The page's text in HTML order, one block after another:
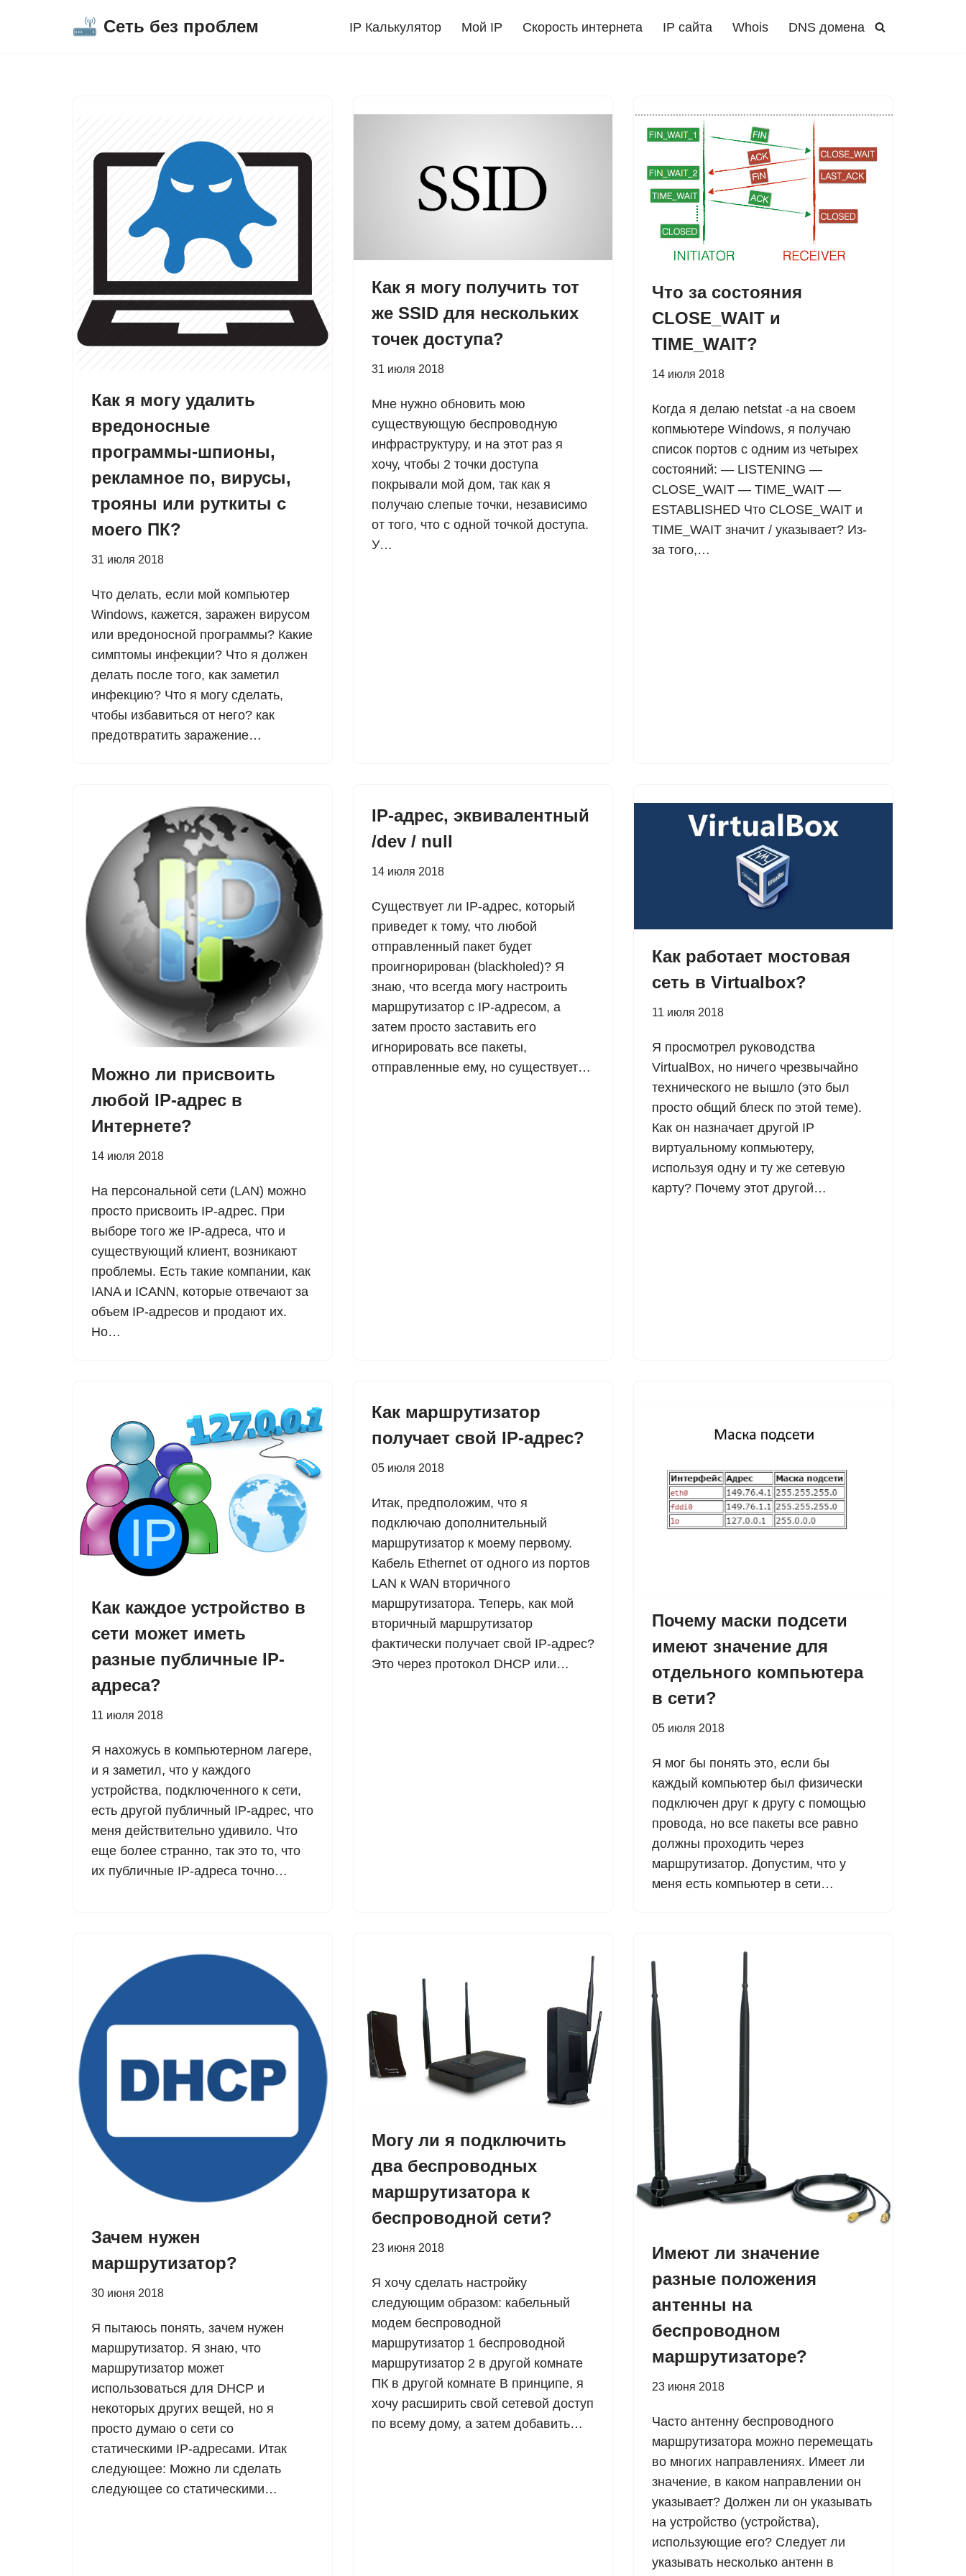
Сеть без проблем IP Калькулятор Мой IP Скорость интернета IP сайта Whois DNS домена
Как я могу удалить
вредоносные
программы-шпионы,
рекламное по, вирусы,
трояны или руткиты с
моего ПК?
31 июля 2018
Что делать, если мой компьютер
Windows, кажется, заражен вирусом
или вредоносной программы? Какие
симптомы инфекции? Что я должен
делать после того, как заметил
инфекцию? Что я могу сделать,
чтобы избавиться от него? как
предотвратить заражение…
Как я могу получить тот
же SSID для нескольких
точек доступа?
31 июля 2018
Мне нужно обновить мою
существующую беспроводную
инфраструктуру, и на этот раз я
хочу, чтобы 2 точки доступа
покрывали мой дом, так как я
получаю слепые точки, независимо
от того, что с одной точкой доступа.
У…
Что за состояния
CLOSE_WAIT и
TIME_WAIT?
14 июля 2018
Когда я делаю netstat -a на своем
копмьютере Windows, я получаю
список портов с одним из четырех
состояний: — LISTENING —
CLOSE_WAIT — TIME_WAIT —
ESTABLISHED Что CLOSE_WAIT и
TIME_WAIT значит / указывает? Из-
за того,…
Можно ли присвоить
любой IP-адрес в
Интернете?
14 июля 2018
На персональной сети (LAN) можно
просто присвоить IP-адрес. При
выборе того же IP-адреса, что и
существующий клиент, возникают
проблемы. Есть такие компании, как
IANA и ICANN, которые отвечают за
объем IP-адресов и продают их.
Но…
IP-адрес, эквивалентный
/dev / null
14 июля 2018
Существует ли IP-адрес, который
приведет к тому, что любой
отправленный пакет будет
проигнорирован (blackholed)? Я
знаю, что всегда могу настроить
маршрутизатор с IP-адресом, а
затем просто заставить его
игнорировать все пакеты,
отправленные ему, но существует…
Как работает мостовая
сеть в Virtualbox?
11 июля 2018
Я просмотрел руководства
VirtualBox, но ничего чрезвычайно
технического не вышло (это был
просто общий блеск по этой теме).
Как он назначает другой IP
виртуальному копмьютеру,
используя одну и ту же сетевую
карту? Почему этот другой…
Как каждое устройство в
сети может иметь
разные публичные IP-
адреса?
11 июля 2018
Я нахожусь в компьютерном лагере,
и я заметил, что у каждого
устройства, подключенного к сети,
есть другой публичный IP-адрес, что
меня действительно удивило. Что
еще более странно, так это то, что
их публичные IP-адреса точно…
Как маршрутизатор
получает свой IP-адрес?
05 июля 2018
Итак, предположим, что я
подключаю дополнительный
маршрутизатор к моему первому.
Кабель Ethernet от одного из портов
LAN к WAN вторичного
маршрутизатора. Теперь, как мой
вторичный маршрутизатор
фактически получает свой IP-адрес?
Это через протокол DHCP или…
Почему маски подсети
имеют значение для
отдельного компьютера
в сети?
05 июля 2018
Я мог бы понять это, если бы
каждый компьютер был физически
подключен друг к другу с помощью
провода, но все пакеты все равно
должны проходить через
маршрутизатор. Допустим, что у
меня есть компьютер в сети…
Зачем нужен
маршрутизатор?
30 июня 2018
Я пытаюсь понять, зачем нужен
маршрутизатор. Я знаю, что
маршрутизатор может
использоваться для DHCP и
некоторых других вещей, но я
просто думаю о сети со
статическими IP-адресами. Итак
следующее: Можно ли сделать
следующее со статическими…
Могу ли я подключить
два беспроводных
маршрутизатора к
беспроводной сети?
23 июня 2018
Я хочу сделать настройку
следующим образом: кабельный
модем беспроводной
маршрутизатор 1 беспроводной
маршрутизатор 2 в другой комнате
ПК в другой комнате В принципе, я
хочу расширить свой сетевой доступ
по всему дому, а затем добавить…
Имеют ли значение
разные положения
антенны на
беспроводном
маршрутизаторе?
23 июня 2018
Часто антенну беспроводного
маршрутизатора можно перемещать
во многих направлениях. Имеет ли
значение, в каком направлении он
указывает? Должен ли он указывать
на устройство (устройства),
использующие его? Следует ли
указывать несколько антенн в